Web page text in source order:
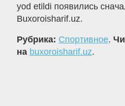
yod etildi появились
Buxoroisharif.uz.
Рубрика: Спортивное.
на buxoroisharif.uz.